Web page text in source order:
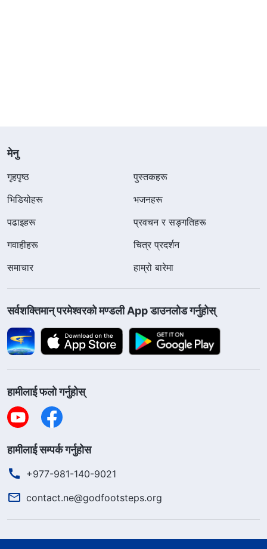
मेनु
गृहपृष्ठ
पुस्तकहरू
भिडियोहरू
भजनहरू
पढाइहरू
प्रवचन र सङ्गतिहरू
गवाहीहरू
चित्र प्रदर्शन
समाचार
हाम्रो बारेमा
सर्वशक्तिमान्‌ परमेश्‍वरको मण्डली App डाउनलोड गर्नुहोस्
हामीलाई फलो गर्नुहोस्
हामीलाई सम्पर्क गर्नुहोस
+977-981-140-9021
contact.ne@godfootsteps.org